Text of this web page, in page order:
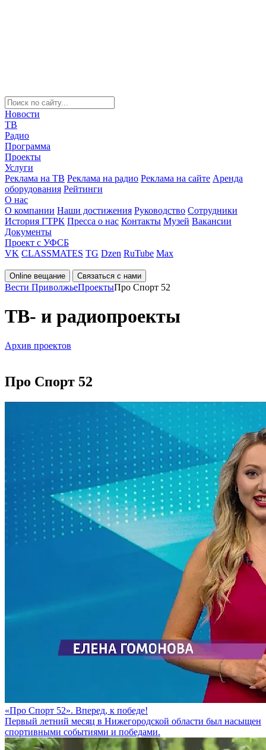
Новости
ТВ
Радио
Программа
Проекты
Услуги
Реклама на ТВ Реклама на радио Реклама на сайте Аренда
оборудования Рейтинги
О нас
О компании Наши достижения Руководство Сотрудники
История ГТРК Пресса о нас Контакты Музей Вакансии
Документы
Проект с УФСБ
VK CLASSMATES TG Dzen RuTube Max
Online вещание Связаться с нами
Вести ПриволжьеПроектыПро Спорт 52
ТВ- и радиопроекты
Архив проектов
Про Спорт 52
«Про Спорт 52». Вперед, к победе!
Первый летний месяц в Нижегородской области был насыщен
спортивными событиями и победами.